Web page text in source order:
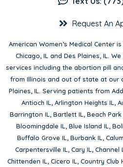
Request An
American Women’s Medical Center
Chicago, IL and Des Plaines, IL.
services including the abortion pill
from Illinois and out of state at our
Plaines, IL. Serving patients from
Antioch IL, Arlington Heights IL,
Barrington IL, Bartlett IL, Beach Park
Bloomingdale IL, Blue Island IL,
Buffalo Grove IL, Burbank IL,
Carpentersville IL, Cary IL, Channel
Chittenden IL, Cicero IL, Country Club